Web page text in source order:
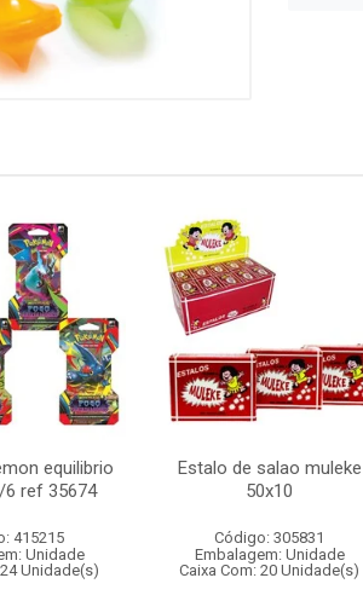
equilibrio
ref 35674
415215
Unidade
Unidade(s)
Estalo de salao muleke
50x10
Código: 305831
Embalagem: Unidade
Caixa Com: 20 Unidade(s)